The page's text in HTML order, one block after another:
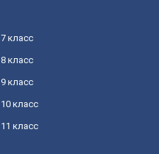
7 класс
8 класс
9 класс
10 класс
11 класс